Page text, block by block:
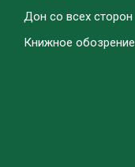
Дон со всех сторон
Книжное обозрение